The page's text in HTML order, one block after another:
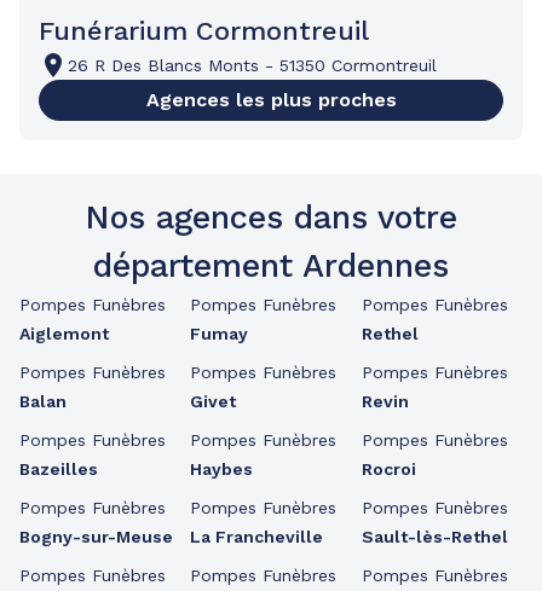
Funérarium Cormontreuil
26 R Des Blancs Monts - 51350 Cormontreuil
Agences les plus proches
Nos agences dans votre
département Ardennes
Pompes Funèbres
Aiglemont
Pompes Funèbres
Balan
Pompes Funèbres
Bazeilles
Pompes Funèbres
Bogny-sur-Meuse
Pompes Funèbres
Pompes Funèbres
Fumay
Pompes Funèbres
Givet
Pompes Funèbres
Haybes
Pompes Funèbres
La Francheville
Pompes Funèbres
Pompes Funèbres
Rethel
Pompes Funèbres
Revin
Pompes Funèbres
Rocroi
Pompes Funèbres
Sault-lès-Rethel
Pompes Funèbres